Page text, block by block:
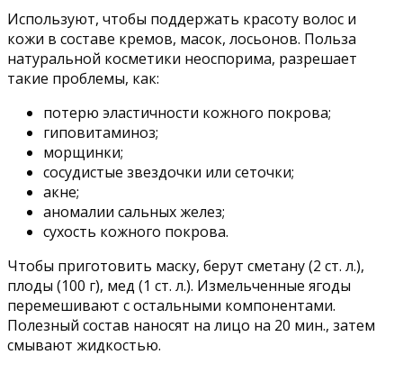
Используют, чтобы поддержать красоту волос и
кожи в составе кремов, масок, лосьонов. Польза
натуральной косметики неоспорима, разрешает
такие проблемы, как:
потерю эластичности кожного покрова;
гиповитаминоз;
морщинки;
сосудистые звездочки или сеточки;
акне;
аномалии сальных желез;
сухость кожного покрова.
Чтобы приготовить маску, берут сметану (2 ст. л.),
плоды (100 г), мед (1 ст. л.). Измельченные ягоды
перемешивают с остальными компонентами.
Полезный состав наносят на лицо на 20 мин., затем
смывают жидкостью.